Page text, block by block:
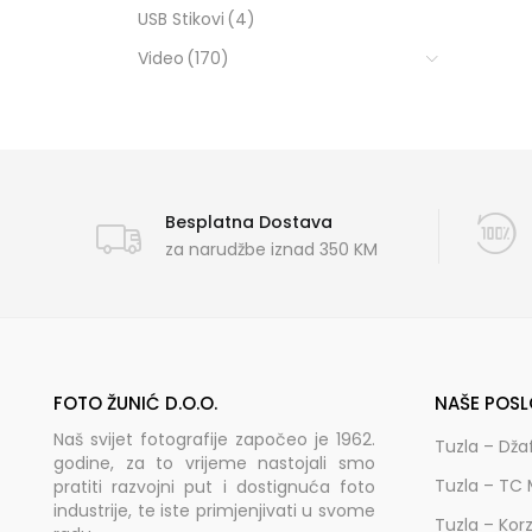
USB Stikovi (4)
Video (170)
Besplatna Dostava
za narudžbe iznad 350 KM
FOTO ŽUNIĆ D.O.O.
Naš svijet fotografije započeo je 1962.
godine, za to vrijeme nastojali smo
pratiti razvojni put i dostignuća foto
industrije, te iste primjenjivati u svome
NAŠE
Tuzla –
Tuzla – TC
Tuzla –